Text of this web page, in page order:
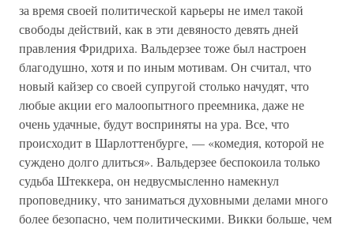
за время своей политической карьеры не имел такой
свободы действий, как в эти девяносто девять дней
правления Фридриха. Вальдерзее тоже был настроен
благодушно, хотя и по иным мотивам. Он считал, что
новый кайзер со своей супругой столько начудят, что
любые акции его малоопытного преемника, даже не
очень удачные, будут восприняты на ура. Все, что
происходит в Шарлоттенбурге, — «комедия, которой не
суждено долго длиться». Вальдерзее беспокоила только
судьба Штеккера, он недвусмысленно намекнул
проповеднику, что заниматься духовными делами много
более безопасно, чем политическими. Викки больше, чем